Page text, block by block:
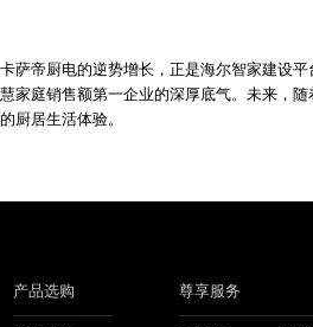
萨帝厨电的逆势增长，正是海尔智家建设
家庭销售额第一企业的深厚底气。未来，
厨居生活体验。
产品选购 尊享服务